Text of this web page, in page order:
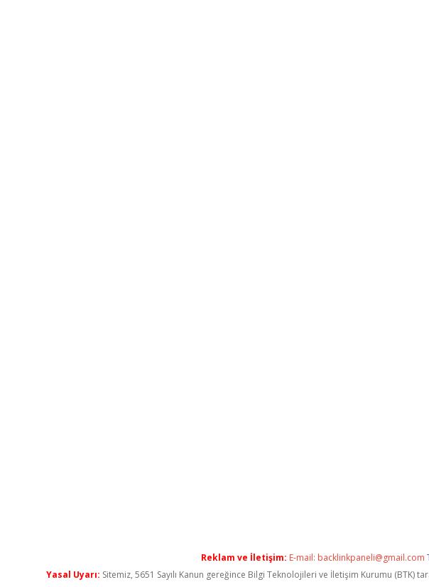
Reklam ve İletişim: E-mail: backlinkpaneli@gmail.com
Yasal Uyarı: Sitemiz, 5651 Sayılı Kanun gereğince Bilgi Teknolojileri ve İletişim Kurumu